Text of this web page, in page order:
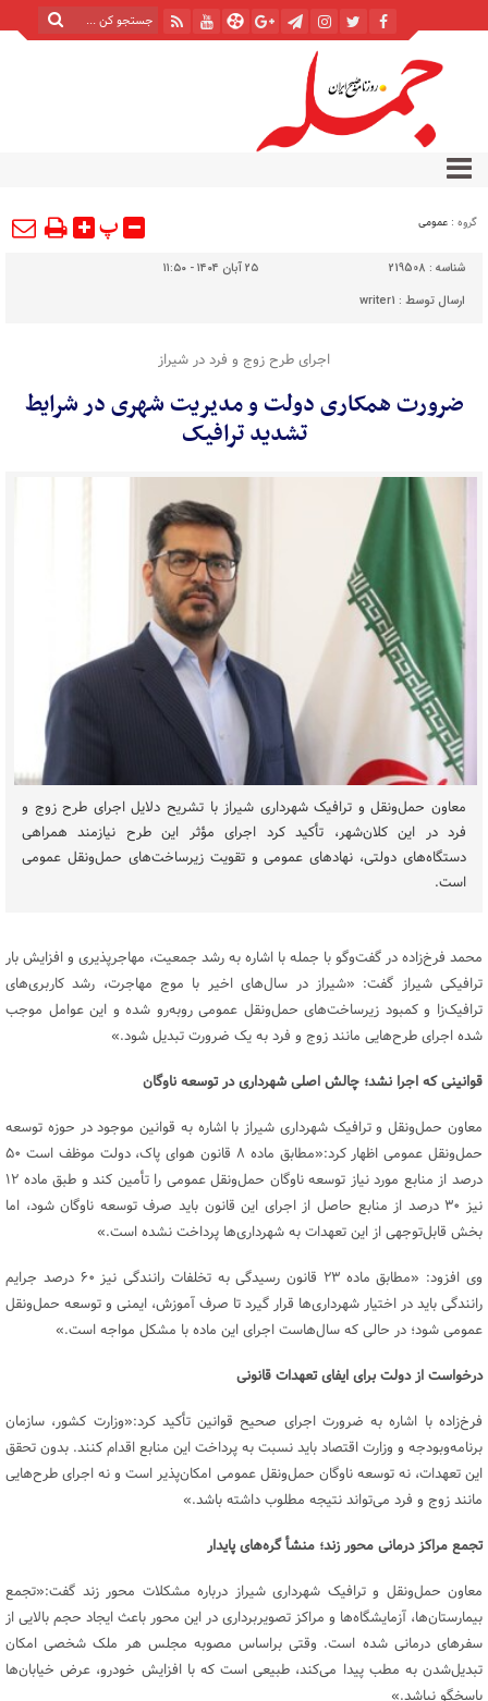
گروه : عمومی پ
شناسه : 219508
۲۵ آبان ۱۴۰۴ - ۱۱:۵۰
ارسال توسط : writer1
اجرای طرح زوج و فرد در شیراز
ضرورت همکاری دولت و مدیریت شهری در شرایط
تشدید ترافیک
معاون حمل‌ونقل و ترافیک شهرداری شیراز با تشریح دلایل اجرای طرح زوج و
فرد در این کلان‌شهر، تأکید کرد اجرای مؤثر این طرح نیازمند همراهی
دستگاه‌های دولتی، نهادهای عمومی و تقویت زیرساخت‌های حمل‌ونقل عمومی
است.
محمد فرخ‌زاده در گفت‌وگو با جمله با اشاره به رشد جمعیت، مهاجرپذیری و افزایش بار
ترافیکی شیراز گفت: «شیراز در سال‌های اخیر با موج مهاجرت، رشد کاربری‌های
ترافیک‌زا و کمبود زیرساخت‌های حمل‌ونقل عمومی روبه‌رو شده و این عوامل موجب
شده اجرای طرح‌هایی مانند زوج و فرد به یک ضرورت تبدیل شود.»
قوانینی که اجرا نشد؛ چالش اصلی شهرداری در توسعه ناوگان
معاون حمل‌ونقل و ترافیک شهرداری شیراز با اشاره به قوانین موجود در حوزه توسعه
حمل‌ونقل عمومی اظهار کرد:«مطابق ماده ۸ قانون هوای پاک، دولت موظف است ۵۰
درصد از منابع مورد نیاز توسعه ناوگان حمل‌ونقل عمومی را تأمین کند و طبق ماده ۱۲
نیز ۳۰ درصد از منابع حاصل از اجرای این قانون باید صرف توسعه ناوگان شود، اما
بخش قابل‌توجهی از این تعهدات به شهرداری‌ها پرداخت نشده است.»
وی افزود: «مطابق ماده ۲۳ قانون رسیدگی به تخلفات رانندگی نیز ۶۰ درصد جرایم
رانندگی باید در اختیار شهرداری‌ها قرار گیرد تا صرف آموزش، ایمنی و توسعه حمل‌ونقل
عمومی شود؛ در حالی که سال‌هاست اجرای این ماده با مشکل مواجه است.»
درخواست از دولت برای ایفای تعهدات قانونی
فرخ‌زاده با اشاره به ضرورت اجرای صحیح قوانین تأکید کرد:«وزارت کشور، سازمان
برنامه‌وبودجه و وزارت اقتصاد باید نسبت به پرداخت این منابع اقدام کنند. بدون تحقق
این تعهدات، نه توسعه ناوگان حمل‌ونقل عمومی امکان‌پذیر است و نه اجرای طرح‌هایی
مانند زوج و فرد می‌تواند نتیجه مطلوب داشته باشد.»
تجمع مراکز درمانی محور زند؛ منشأ گره‌های پایدار
معاون حمل‌ونقل و ترافیک شهرداری شیراز درباره مشکلات محور زند گفت:«تجمع
بیمارستان‌ها، آزمایشگاه‌ها و مراکز تصویربرداری در این محور باعث ایجاد حجم بالایی از
سفرهای درمانی شده است. وقتی براساس مصوبه مجلس هر ملک شخصی امکان
تبدیل‌شدن به مطب پیدا می‌کند، طبیعی است که با افزایش خودرو، عرض خیابان‌ها